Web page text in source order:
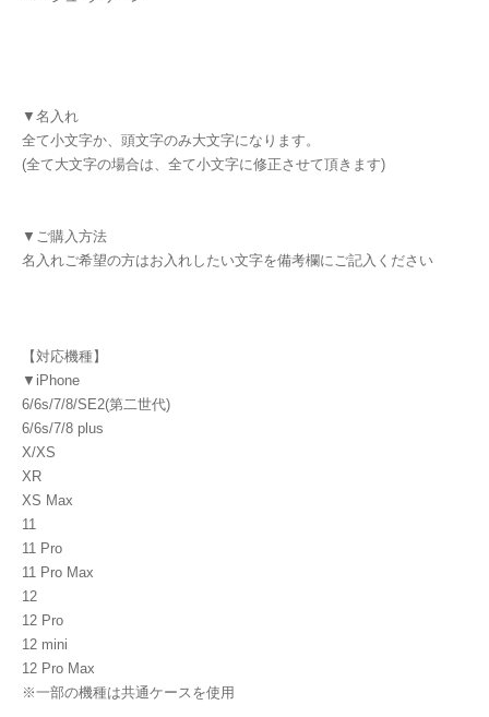
▼名入れ
全て小文字か、頭文字のみ大文字になります。
(全て大文字の場合は、全て小文字に修正させて頂きます)
▼ご購入方法
名入れご希望の方はお入れしたい文字を備考欄にご記入ください
【対応機種】
▼iPhone
6/6s/7/8/SE2(第二世代)
6/6s/7/8 plus
X/XS
XR
XS Max
11
11 Pro
11 Pro Max
12
12 Pro
12 mini
12 Pro Max
※一部の機種は共通ケースを使用